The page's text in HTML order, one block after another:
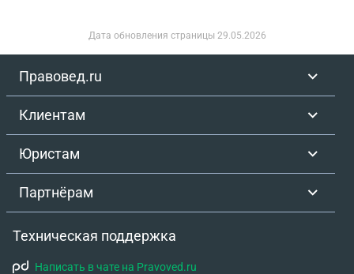
Дата обновления страницы 29.05.2026
Правовед.ru
Клиентам
Юристам
Партнёрам
Техническая поддержка
Написать в чате на Pravoved.ru